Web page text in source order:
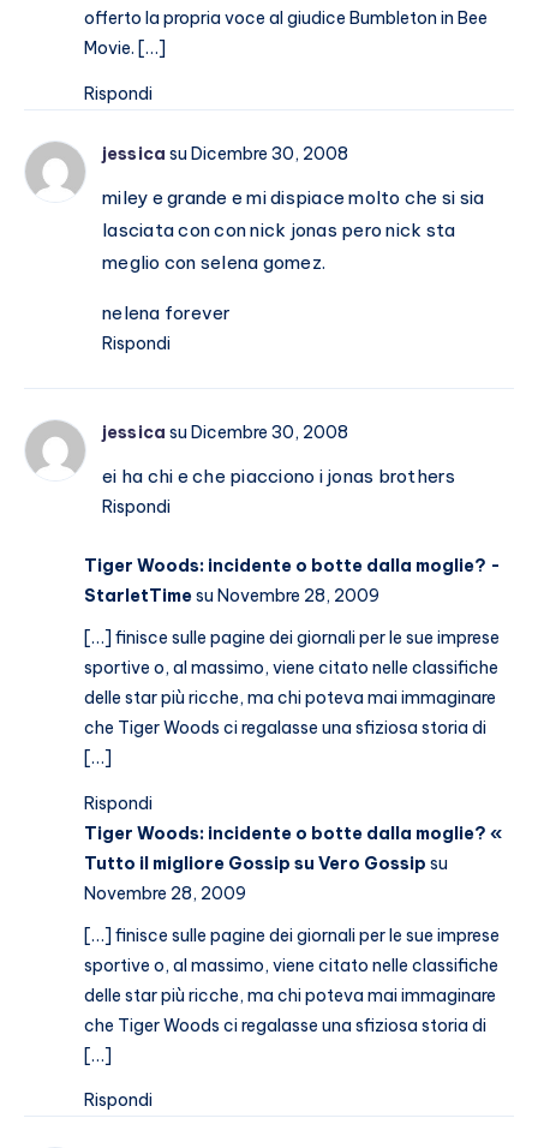
offerto la propria voce al giudice Bumbleton in Bee
Movie. […]
Rispondi
jessica su Dicembre 30, 2008
miley e grande e mi dispiace molto che si sia
lasciata con con nick jonas pero nick sta
meglio con selena gomez.
nelena forever
Rispondi
jessica su Dicembre 30, 2008
ei ha chi e che piacciono i jonas brothers
Rispondi
Tiger Woods: incidente o botte dalla moglie? -
StarletTimesu Novembre 28, 2009
[…] finisce sulle pagine dei giornali per le sue imprese
sportive o, al massimo, viene citato nelle classifiche
delle star più ricche, ma chi poteva mai immaginare
che Tiger Woods ci regalasse una sfiziosa storia di
[…]
Rispondi
Tiger Woods: incidente o botte dalla moglie? «
Tutto il migliore Gossip su Vero Gossip su
Novembre 28, 2009
[…] finisce sulle pagine dei giornali per le sue imprese
sportive o, al massimo, viene citato nelle classifiche
delle star più ricche, ma chi poteva mai immaginare
che Tiger Woods ci regalasse una sfiziosa storia di
[…]
Rispondi